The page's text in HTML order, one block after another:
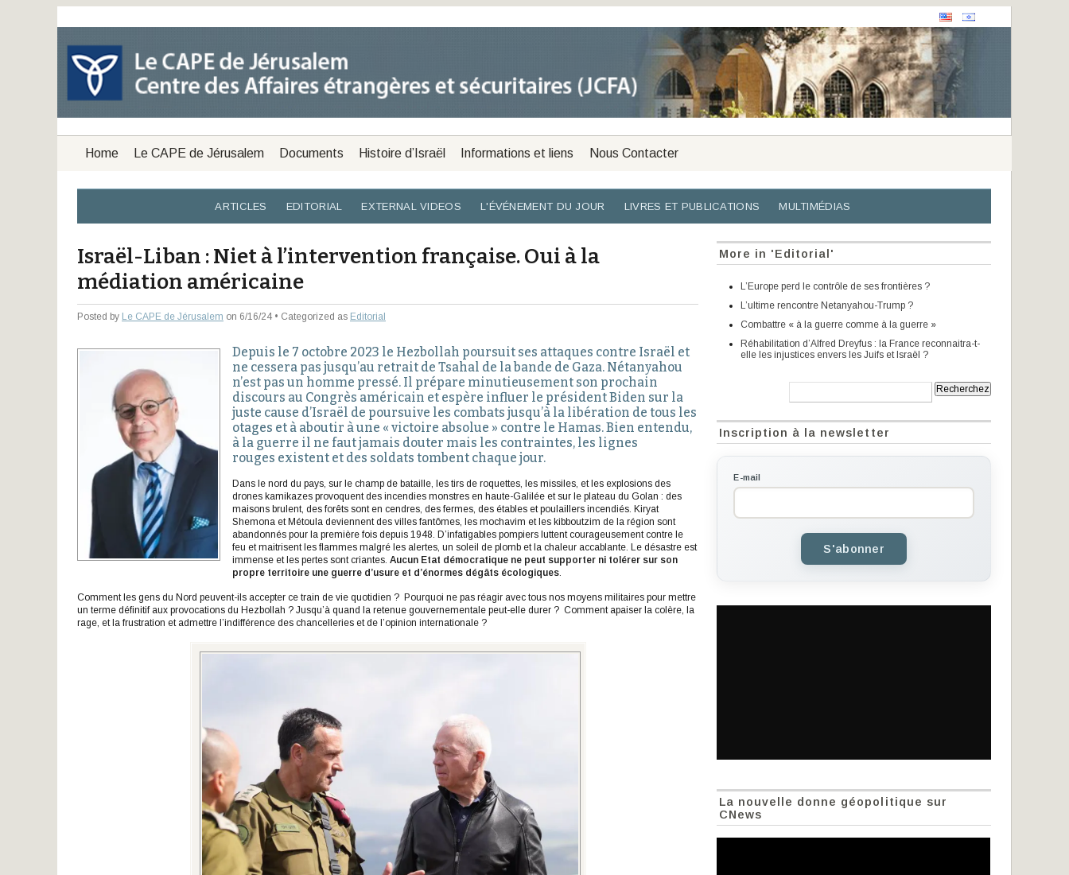
Home Le CAPE de Jérusalem Documents Histoire d’Israël Informations et liens Nous Contacter
ARTICLES EDITORIAL EXTERNAL VIDEOS L'ÉVÉNEMENT DU JOUR LIVRES ET PUBLICATIONS MULTIMÉDIAS
Israël-Liban : Niet à l’intervention française. Oui à la
médiation américaine
Posted by Le CAPE de Jérusalem on 6/16/24 • Categorized as Editorial
Depuis le 7 octobre 2023 le Hezbollah poursuit ses attaques contre Israël et
ne cessera pas jusqu’au retrait de Tsahal de la bande de Gaza. Nétanyahou
n’est pas un homme pressé. Il prépare minutieusement son prochain
discours au Congrès américain et espère influer le président Biden sur la
juste cause d’Israël de poursuive les combats jusqu’à la libération de tous les
otages et à aboutir à une « victoire absolue » contre le Hamas. Bien entendu,
à la guerre il ne faut jamais douter mais les contraintes, les lignes
rouges existent et des soldats tombent chaque jour.
Dans le nord du pays, sur le champ de bataille, les tirs de roquettes, les missiles, et les explosions des
drones kamikazes provoquent des incendies monstres en haute-Galilée et sur le plateau du Golan : des
maisons brulent, des forêts sont en cendres, des fermes, des étables et poulaillers incendiés. Kiryat
Shemona et Métoula deviennent des villes fantômes, les mochavim et les kibboutzim de la région sont
abandonnés pour la première fois depuis 1948. D’infatigables pompiers luttent courageusement contre le
feu et maitrisent les flammes malgré les alertes, un soleil de plomb et la chaleur accablante. Le désastre est
immense et les pertes sont criantes. Aucun Etat démocratique ne peut supporter ni tolérer sur son
propre territoire une guerre d’usure et d’énormes dégâts écologiques.
Comment les gens du Nord peuvent-ils accepter ce train de vie quotidien ? Pourquoi ne pas réagir avec tous nos moyens militaires pour mettre
un terme définitif aux provocations du Hezbollah ? Jusqu’à quand la retenue gouvernementale peut-elle durer ? Comment apaiser la colère, la
rage, et la frustration et admettre l’indifférence des chancelleries et de l’opinion internationale ?
More in 'Editorial'
L’Europe perd le contrôle de ses frontières ?
L’ultime rencontre Netanyahou-Trump ?
Combattre « à la guerre comme à la guerre »
Réhabilitation d’Alfred Dreyfus : la France reconnaitra-t-
elle les injustices envers les Juifs et Israël ?
Inscription à la newsletter
E-mail
S'abonner
La nouvelle donne géopolitique sur
CNews